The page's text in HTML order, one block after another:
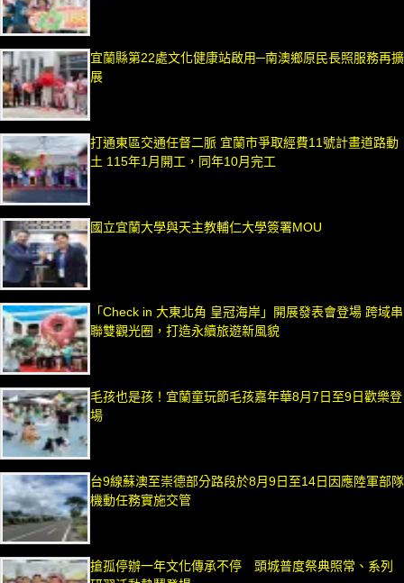
宜蘭縣第22處文化健康站啟用─南澳鄉原民長照服務再擴
展
打通東區交通任督二脈 宜蘭市爭取經費11號計畫道路動
土 115年1月開工，同年10月完工
國立宜蘭大學與天主教輔仁大學簽署MOU
「Check in 大東北角 皇冠海岸」開展發表會登場 跨域串
聯雙觀光圈，打造永續旅遊新風貌
毛孩也是孩！宜蘭童玩節毛孩嘉年華8月7日至9日歡樂登
場
台9線蘇澳至崇德部分路段於8月9日至14日因應陸軍部隊
機動任務實施交管
搶孤停辦一年文化傳承不停 頭城普度祭典照常、系列